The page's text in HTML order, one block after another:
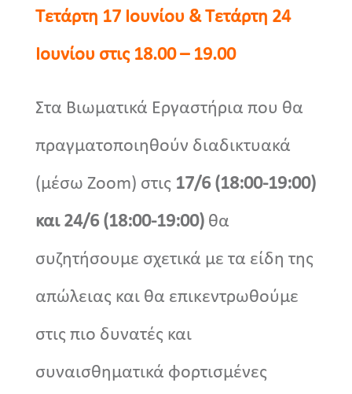
Τετάρτη 17 Ιουνίου & Τετάρτη 24
Ιουνίου στις 18.00 – 19.00
Στα Βιωματικά Εργαστήρια που θα
πραγματοποιηθούν διαδικτυακά
(μέσω Zoom) στις 17/6 (18:00-19:00)
και 24/6 (18:00-19:00) θα
συζητήσουμε σχετικά με τα είδη της
απώλειας και θα επικεντρωθούμε
στις πιο δυνατές και
συναισθηματικά φορτισμένες